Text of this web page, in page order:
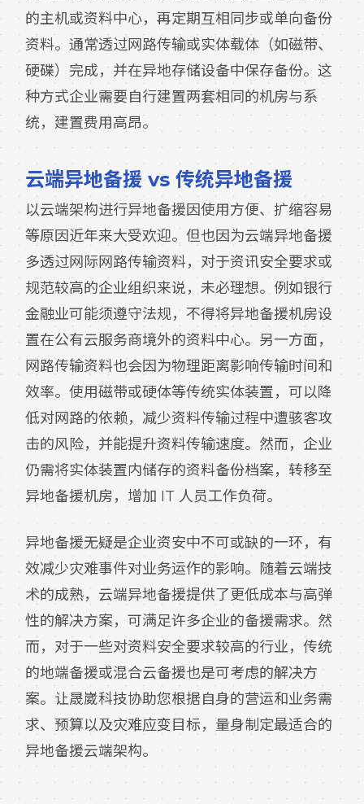
的主机或资料中心，再定期互相同步或单向备份
资料。通常透过网路传输或实体载体（如磁带、
硬碟）完成，并在异地存储设备中保存备份。这
种方式企业需要自行建置两套相同的机房与系
统，建置费用高昂。
云端异地备援 vs 传统异地备援
以云端架构进行异地备援因使用方便、扩缩容易
等原因近年来大受欢迎。但也因为云端异地备援
多透过网际网路传输资料，对于资讯安全要求或
规范较高的企业组织来说，未必理想。例如银行
金融业可能须遵守法规，不得将异地备援机房设
置在公有云服务商境外的资料中心。另一方面，
网路传输资料也会因为物理距离影响传输时间和
效率。使用磁带或硬体等传统实体装置，可以降
低对网路的依赖，减少资料传输过程中遭骇客攻
击的风险，并能提升资料传输速度。然而，企业
仍需将实体装置内储存的资料备份档案，转移至
异地备援机房，增加 IT 人员工作负荷。
异地备援无疑是企业资安中不可或缺的一环，有
效减少灾难事件对业务运作的影响。随着云端技
术的成熟，云端异地备援提供了更低成本与高弹
性的解决方案，可满足许多企业的备援需求。然
而，对于一些对资料安全要求较高的行业，传统
的地端备援或混合云备援也是可考虑的解决方
案。让晟崴科技协助您根据自身的营运和业务需
求、预算以及灾难应变目标，量身制定最适合的
异地备援云端架构。